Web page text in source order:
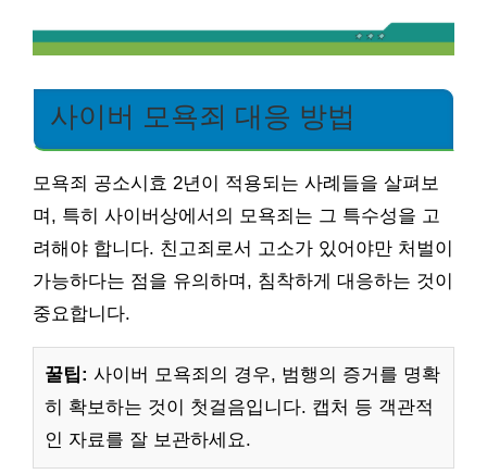
사이버 모욕죄 대응 방법
모욕죄 공소시효 2년이 적용되는 사례들을 살펴보
며, 특히 사이버상에서의 모욕죄는 그 특수성을 고
려해야 합니다. 친고죄로서 고소가 있어야만 처벌이
가능하다는 점을 유의하며, 침착하게 대응하는 것이
중요합니다.
꿀팁: 사이버 모욕죄의 경우, 범행의 증거를 명확
히 확보하는 것이 첫걸음입니다. 캡처 등 객관적
인 자료를 잘 보관하세요.